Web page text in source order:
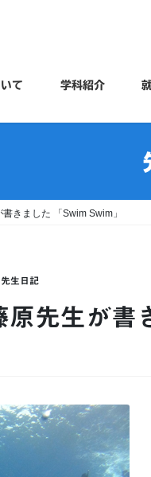
て 学科紹介
きました 「Swim Swim」
先生日記
先生が書